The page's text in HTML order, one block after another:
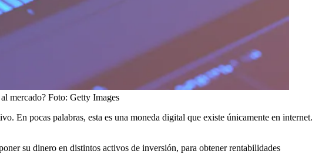
mercado? Foto: Getty Images
En pocas palabras, esta es una moneda digital que existe únicamente en internet.
su dinero en distintos activos de inversión, para obtener rentabilidades